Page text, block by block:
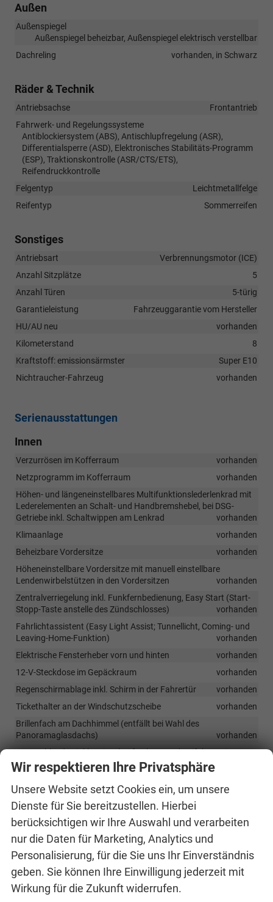
Außen
Außenspiegel
Außenspiegel beheizbar, Außenspiegel elektrisch verstellbar
Dachreling
vorhanden, in Schwarz
Räder & Technik
Antriebsachse
Frontantrieb
Fahrwerk- und Regelungssysteme
Antiblockiersystem (ABS), Antischlupfregelung (ASR),
Differentialsperre (ASD), Elektronisches Stabilitäts-Programm
(ESP), Traktionskontrolle (ASR/CTS/ETS),
Reifendruckkontrolle
Felgentyp
Leichtmetallfelge
Reifentyp
Sommerreifen
Sonstiges
Antriebsart
Verbrennungsmotor (ICE)
Anzahl Sitzplätze
5
Anzahl Türen
5-türig
Garantieleistung
Fahrzeuggarantie vom Hersteller
HU/AU neu
vorhanden
Kilometerstand
8
Kraftstoff: emissionsärmster
Super E10
Nichtraucher-Fahrzeug
vorhanden
Serienausstattungen
Innen
Verzurrösen im Kofferraum
vorhanden
Netzprogramm im Kofferraum
vorhanden
Höhen- und längeneinstellbares Multifunktionslederlenkrad mit
Lederelementen an Schalt- und Handbremshebel, bei DSG-
Getriebe inkl. Schaltwippen am Lenkrad
vorhanden
Klimaanlage
vorhanden
Beheizbare Vordersitze
vorhanden
Höheneinstellbare Vordersitze mit manuell einstellbare
Lendenwirbelstützen in den Vordersitzen
vorhanden
Zentralverriegelung inkl. Funkfernbedienung, Easy Start (Start-
Stopp-Taste anstelle des Zündschlosses)
vorhanden
Fahrlichtassistent (Easy Light Assist; Tunnellicht, Coming- und
Leaving-Home-Funktion)
vorhanden
Elektrische Fensterheber vorn und hinten
vorhanden
12-V-Steckdose im Gepäckraum
vorhanden
Regenschirmablage inkl. Schirm in der Fahrertür
vorhanden
Tickethalter an der Windschutzscheibe
vorhanden
Brillenfach am Dachhimmel (entfällt bei Wahl des
Panoramaglasdachs)
vorhanden
Sonnenblenden inkl. Spiegel auf Fahrer- und Beifahrerseite
vorhanden
Infotainment & Kommunikation
Lautsprecherzahl: 8
Wireless SmartLink (Apple CarPlay, Android Auto)
Wir respektieren Ihre Privatsphäre
Unsere Website setzt Cookies ein, um unsere
Dienste für Sie bereitzustellen. Hierbei
berücksichtigen wir Ihre Auswahl und verarbeiten
nur die Daten für Marketing, Analytics und
Personalisierung, für die Sie uns Ihr Einverständnis
geben. Sie können Ihre Einwilligung jederzeit mit
Wirkung für die Zukunft widerrufen.